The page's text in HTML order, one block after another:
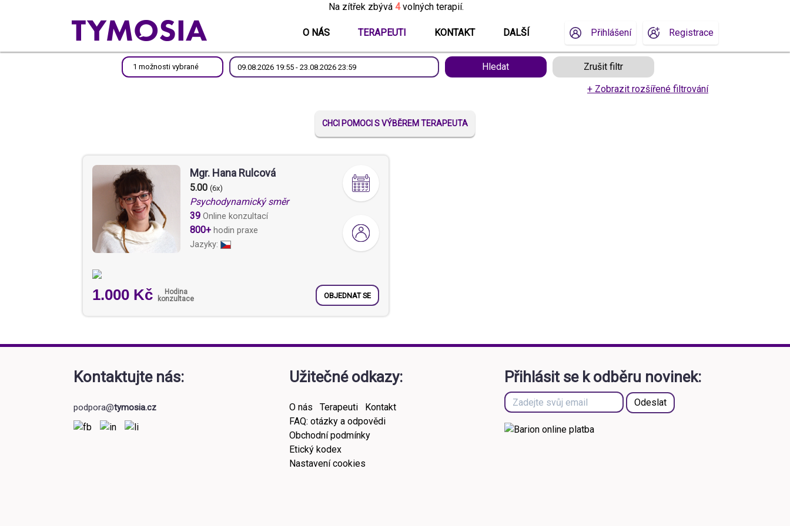
Na zítřek zbývá 4volných terapií.
O NÁS TERAPEUTI KONTAKT DALŠÍ Přihlášení Registrace
1 možnosti vybrané Hledat
Zrušit filtr
+ Zobrazit rozšířené filtrování
CHCI POMOCI S VÝBĚREM TERAPEUTA
Mgr. Hana Rulcová
5.00 (6x)
Psychodynamický směr
39 Online konzultací
800+ hodin praxe
Jazyky:
1.000 Kč
Hodina
konzultace
OBJEDNAT SE
Kontaktujte nás:
podpora@tymosia.cz
Užitečné odkazy:
O nás Terapeuti
Kontakt
FAQ: otázky a odpovědi
Obchodní podmínky
Etický kodex
Nastavení cookies
Přihlásit se k odběru novinek: